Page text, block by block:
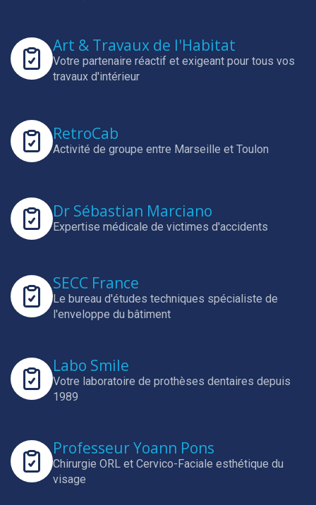
Art & Travaux de l'Habitat
Votre partenaire réactif et exigeant pour tous vos
travaux d'intérieur
RetroCab
Activité de groupe entre Marseille et Toulon
Dr Sébastian Marciano
Expertise médicale de victimes d'accidents
SECC France
Le bureau d'études techniques spécialiste de
l'enveloppe du bâtiment
Labo Smile
Votre laboratoire de prothèses dentaires depuis
1989
Professeur Yoann Pons
Chirurgie ORL et Cervico-Faciale esthétique du
visage